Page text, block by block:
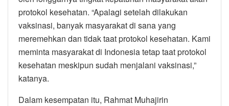
protokol kesehatan. “Apalagi setelah dilakukan
vaksinasi, banyak masyarakat di sana yang
meremehkan dan tidak taat protokol kesehatan. Kami
meminta masyarakat di Indonesia tetap taat protokol
kesehatan meskipun sudah menjalani vaksinasi,”
katanya.
Dalam kesempatan itu, Rahmat Muhajirin